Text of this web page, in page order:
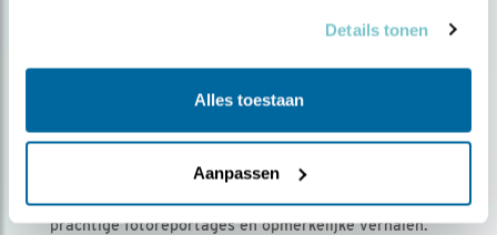
Details tonen
Alles toestaan
Aanpassen
Ontvang 5 x Vogels voor € 36,00 per jaar
Vogels is het tijdschrift voor onze leden, met
prachtige fotoreportages en opmerkelijke verhalen.